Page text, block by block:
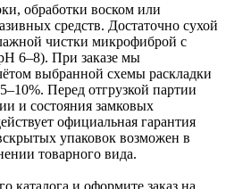
обработки воском или
средств. Достаточно сухой
чистки микрофиброй с
6–8). При заказе мы
выбранной схемы раскладки
Перед отгрузкой партии
и состояния замковых
официальная гарантия
упаковок возможен в
товарного вида.
каталога и оформите заказ на